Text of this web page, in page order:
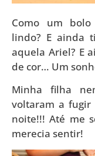
Como um bolo
lindo? E ainda
aquela Ariel? E
de cor… Um
Minha filha
voltaram a fugir
noite!!! Até me
merecia sentir!